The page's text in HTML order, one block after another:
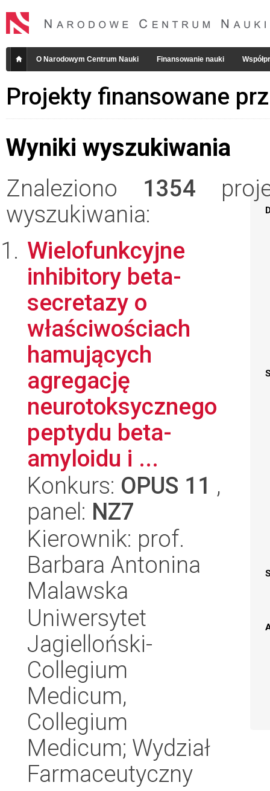
O Narodowym Centrum Nauki Finansowanie nauki
Projekty finansowane
Wyniki wyszukiwania
Znaleziono 1354
wyszukiwania:
Wielofunkcyjne
inhibitory beta-
secretazy o
właściwościach
hamujących
agregację
neurotoksycznego
peptydu beta-
amyloidu i ...
Konkurs: OPUS 11 ,
panel: NZ7
Kierownik: prof.
Barbara Antonina
Malawska
Uniwersytet
Jagielloński-
Collegium
Medicum,
Collegium
Medicum; Wydział
Farmaceutyczny